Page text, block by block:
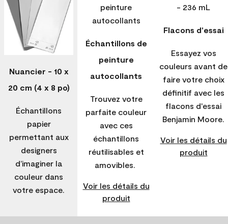
Nuancier - 10 x
20 cm (4 x 8 po)
Échantillons
papier
permettant aux
designers
d’imaginer la
couleur dans
votre espace.
Échantillons de
peinture
autocollants
Trouvez votre
parfaite couleur
avec ces
échantillons
réutilisables et
amovibles.
Voir les détails du
produit
Flacons d'essai
Essayez vos
couleurs avant de
faire votre choix
définitif avec les
flacons d'essai
Benjamin Moore.
Voir les détails du
produit